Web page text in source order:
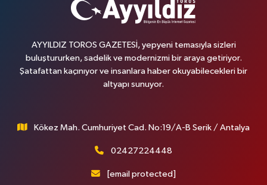
AYYILDIZ TOROS GAZETESİ, yepyeni temasıyla sizleri
buluştururken, sadelik ve modernizmi bir araya getiriyor.
Şatafattan kaçınıyor ve insanlara haber okuyabilecekleri bir
altyapı sunuyor.
Kökez Mah. Cumhuriyet Cad. No:19/A-B Serik / Antalya
02427224448
[email protected]